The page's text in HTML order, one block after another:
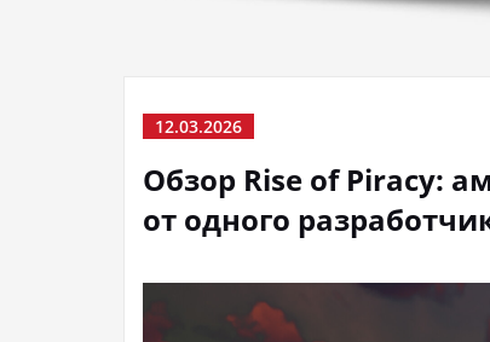
12.03.2026
Обзор Rise of Piracy:
от одного